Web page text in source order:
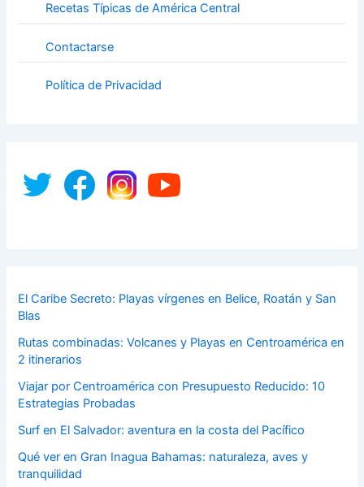
Recetas Típicas de América Central
Contactarse
Política de Privacidad
El Caribe Secreto: Playas vírgenes en Belice, Roatán y San
Blas
Rutas combinadas: Volcanes y Playas en Centroamérica en
2 itinerarios
Viajar por Centroamérica con Presupuesto Reducido: 10
Estrategias Probadas
Surf en El Salvador: aventura en la costa del Pacífico
Qué ver en Gran Inagua Bahamas: naturaleza, aves y
tranquilidad